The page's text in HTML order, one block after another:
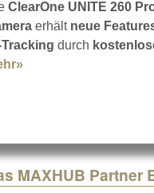
ClearOne UNITE 260
erhält neue
Tracking durch
MAXHUB Partner